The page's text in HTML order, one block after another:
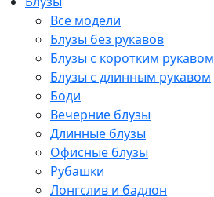
Все модели
Блузы без рукавов
Блузы с коротким рукавом
Блузы с длинным рукавом
Боди
Вечерние блузы
Длинные блузы
Офисные блузы
Рубашки
Лонгслив и бадлон